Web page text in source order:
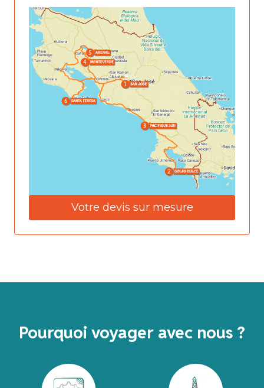
Votre devis sur mesure
Pourquoi voyager avec nous ?